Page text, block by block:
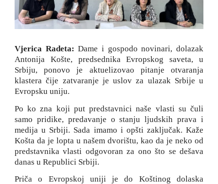
Vjerica Radeta: Dame i gospodo novinari, dolazak
Antonija Košte, predsednika Evropskog saveta, u
Srbiju, ponovo je aktuelizovao pitanje otvaranja
klastera čije zatvaranje je uslov za ulazak Srbije u
Evropsku uniju.
Po ko zna koji put predstavnici naše vlasti su čuli
samo pridike, predavanje o stanju ljudskih prava i
medija u Srbiji. Sada imamo i opšti zaključak. Kaže
Košta da je lopta u našem dvorištu, kao da je neko od
predstavnika vlasti odgovoran za ono što se dešava
danas u Republici Srbiji.
Priča o Evropskoj uniji je do Koštinog dolaska